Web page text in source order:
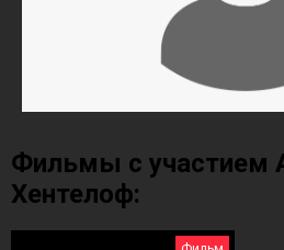
Фильмы с участием
Хентелоф: